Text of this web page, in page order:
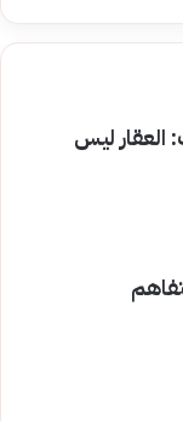
ليس